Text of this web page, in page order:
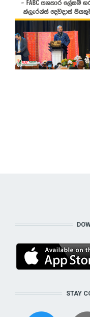
STAY